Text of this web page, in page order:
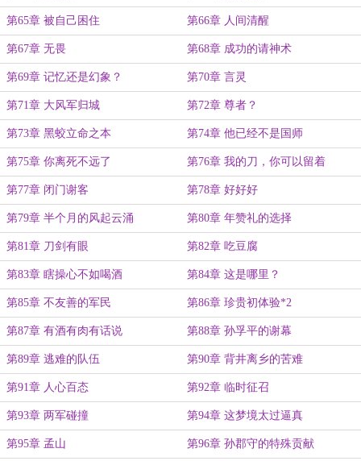
第65章 被自己困住 第66章 人间清醒
第67章 无畏 第68章 成功的请神术
第69章 记忆还是幻象？ 第70章 言灵
第71章 大风军归城 第72章 尊者？
第73章 黑蛟立命之本 第74章 他已经不是国师
第75章 你离死不远了 第76章 我的刀，你可以留着
第77章 闭门谢客 第78章 好好好
第79章 半个月的风起云涌 第80章 年赞礼的选择
第81章 刀剑有眼 第82章 吃豆腐
第83章 瞎操心不如喝酒 第84章 这是哪里？
第85章 不友善的军民 第86章 珍贵初体验*2
第87章 有酒有肉有话说 第88章 孙孚平的谢幕
第89章 逃难的队伍 第90章 背井离乡的苦难
第91章 人心百态 第92章 临时征召
第93章 两军碰撞 第94章 这梦境太过逼真
第95章 孟山 第96章 孙郡守的特殊贡献